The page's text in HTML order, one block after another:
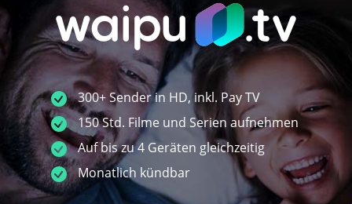
300+ Sender in HD, inkl. Pay TV
150 Std. Filme und Serien aufnehmen
Auf bis zu 4 Geräten gleichzeitig
Monatlich kündbar